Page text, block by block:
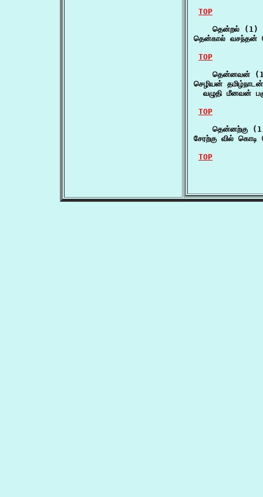
TOP
    தென்றல் (1)
தென்கால் வசந்தன்
TOP
தென்னவன்
செழியன்
வழுதி மீனவன்
TOP
தென்னற்கு
சேரற்கு வில்
TOP